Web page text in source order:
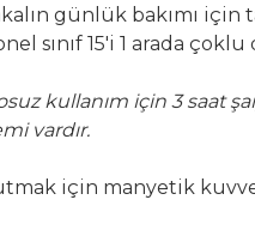
günlük bakımı için
sınıf 15'i 1 arada
kullanım için 3 saat
vardır.
için manyetik